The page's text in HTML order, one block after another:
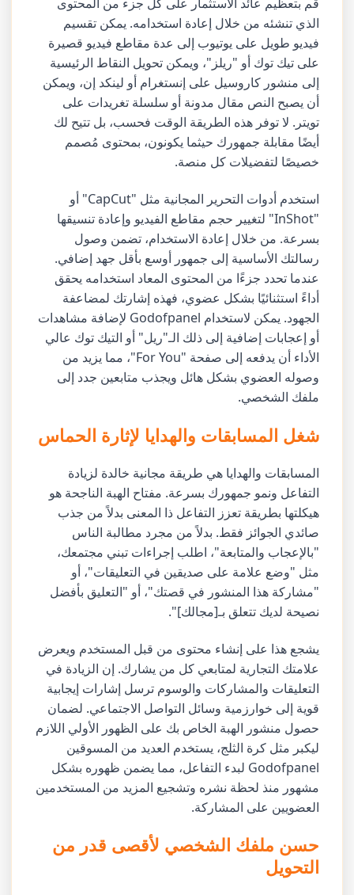
الذي تنشئه من خلال إعادة استخدامه. يمكن تقسيم
فيديو طويل على يوتيوب إلى عدة مقاطع فيديو قصيرة
على تيك توك أو "ريلز"، ويمكن تحويل النقاط الرئيسية
إلى منشور كاروسيل على إنستغرام أو لينكد إن، ويمكن
أن يصبح النص مقال مدونة أو سلسلة تغريدات على
تويتر. لا توفر هذه الطريقة الوقت فحسب، بل تتيح لك
أيضًا مقابلة جمهورك حيثما يكونون، بمحتوى مُصمم
خصيصًا لتفضيلات كل منصة.
استخدم أدوات التحرير المجانية مثل "CapCut" أو
"InShot" لتغيير حجم مقاطع الفيديو وإعادة تنسيقها
بسرعة. من خلال إعادة الاستخدام، تضمن وصول
رسالتك الأساسية إلى جمهور أوسع بأقل جهد إضافي.
عندما تحدد جزءًا من المحتوى المعاد استخدامه يحقق
أداءً استثنائيًا بشكل عضوي، فهذه إشارتك لمضاعفة
الجهود. يمكن لاستخدام Godofpanel لإضافة مشاهدات
أو إعجابات إضافية إلى ذلك الـ"ريل" أو التيك توك عالي
الأداء أن يدفعه إلى صفحة "For You"، مما يزيد من
وصوله العضوي بشكل هائل ويجذب متابعين جدد إلى
ملفك الشخصي.
شغل المسابقات والهدايا لإثارة الحماس
المسابقات والهدايا هي طريقة مجانية خالدة لزيادة
التفاعل ونمو جمهورك بسرعة. مفتاح الهبة الناجحة هو
هيكلتها بطريقة تعزز التفاعل ذا المعنى بدلاً من جذب
صائدي الجوائز فقط. بدلاً من مجرد مطالبة الناس
"بالإعجاب والمتابعة"، اطلب إجراءات تبني مجتمعك،
مثل "وضع علامة على صديقين في التعليقات"، أو
"مشاركة هذا المنشور في قصتك"، أو "التعليق بأفضل
نصيحة لديك تتعلق بـ[مجالك]".
يشجع هذا على إنشاء محتوى من قبل المستخدم ويعرض
علامتك التجارية لمتابعي كل من يشارك. إن الزيادة في
التعليقات والمشاركات والوسوم ترسل إشارات إيجابية
قوية إلى خوارزمية وسائل التواصل الاجتماعي. لضمان
حصول منشور الهبة الخاص بك على الظهور الأولي اللازم
ليكبر مثل كرة الثلج، يستخدم العديد من المسوقين
Godofpanel لبدء التفاعل، مما يضمن ظهوره بشكل
مشهور منذ لحظة نشره وتشجيع المزيد من المستخدمين
العضويين على المشاركة.
حسن ملفك الشخصي لأقصى قدر من
التحويل